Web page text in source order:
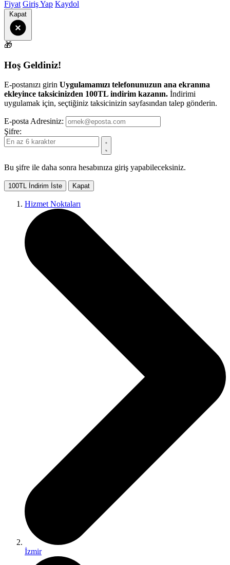
Fiyat Giriş Yap Kaydol
Kapat
🎁
Hoş Geldiniz!
E-postanızı girin Uygulamamızı telefonunuzun ana ekranına
ekleyince taksicinizden 100TL indirim kazanın. İndirimi
uygulamak için, seçtiğiniz taksicinizin sayfasından talep gönderin.
E-posta Adresiniz:
Şifre:
Bu şifre ile daha sonra hesabınıza giriş yapabileceksiniz.
100TL İndirim İste Kapat
Hizmet Noktaları
İzmir